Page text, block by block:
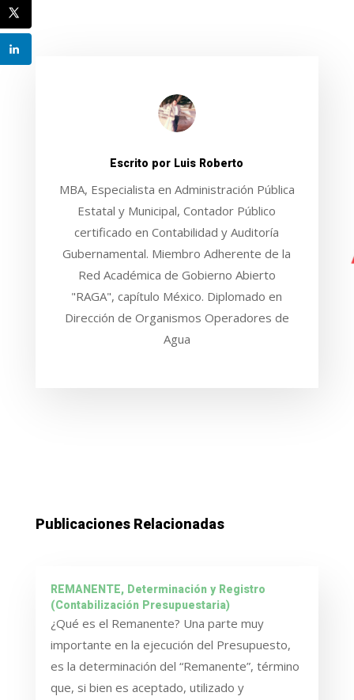
Escrito por Luis Roberto
MBA, Especialista en Administración Pública
Estatal y Municipal, Contador Público
certificado en Contabilidad y Auditoría
Gubernamental. Miembro Adherente de la
Red Académica de Gobierno Abierto
"RAGA", capítulo México. Diplomado en
Dirección de Organismos Operadores de
Agua
Publicaciones Relacionadas
REMANENTE, Determinación y Registro
(Contabilización Presupuestaria)
¿Qué es el Remanente? Una parte muy
importante en la ejecución del Presupuesto,
es la determinación del “Remanente”, término
que, si bien es aceptado, utilizado y